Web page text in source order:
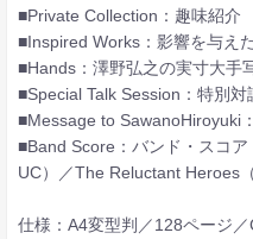
■Private Collection：趣味紹介
■Inspired Works：影響を与え
■Hands：澤野弘之の実寸大手
■Special Talk Session：特別対
■Message to SawanoHiroyuki
■Band Score：バンド・スコ
UC）／The Reluctant Heroes
仕様：A4変型判／128ページ／